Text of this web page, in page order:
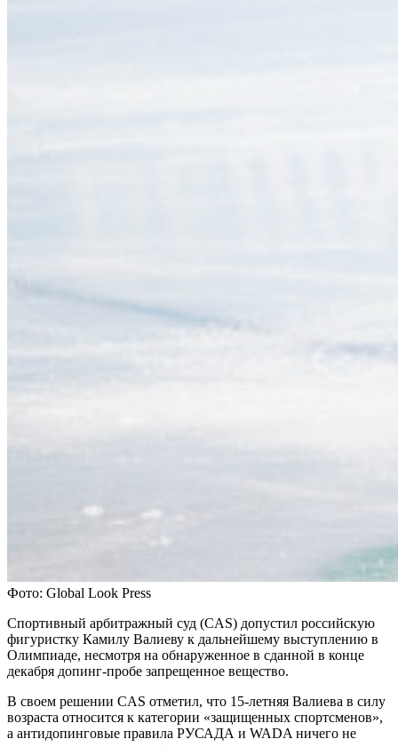
Фото: Global Look Press
Спортивный арбитражный суд (CAS) допустил российскую
фигуристку Камилу Валиеву к дальнейшему выступлению в
Олимпиаде, несмотря на обнаруженное в сданной в конце
декабря допинг-пробе запрещенное вещество.
В своем решении CAS отметил, что 15-летняя Валиева в силу
возраста относится к категории «защищенных спортсменов»,
а антидопинговые правила РУСАДА и WADA ничего не